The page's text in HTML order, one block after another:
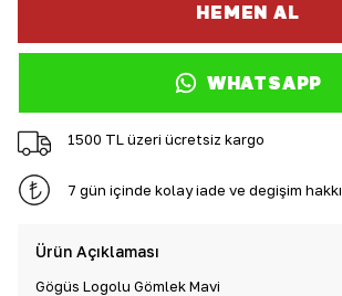
HEMEN AL
WHATSAPP
1500 TL üzeri ücretsiz kargo
7 gün içinde kolay iade ve değişim hakkı
Ürün Açıklaması
Göğüs Logolu Gömlek Mavi